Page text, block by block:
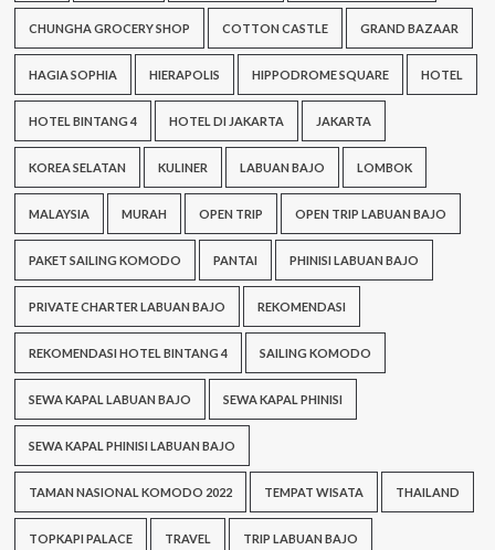
CHUNGHA GROCERY SHOP COTTON CASTLE GRAND BAZAAR
HAGIA SOPHIA HIERAPOLIS HIPPODROME SQUARE HOTEL
HOTEL BINTANG 4 HOTEL DI JAKARTA JAKARTA
KOREA SELATAN KULINER LABUAN BAJO LOMBOK
MALAYSIA MURAH OPEN TRIP OPEN TRIP LABUAN BAJO
PAKET SAILING KOMODO PANTAI PHINISI LABUAN BAJO
PRIVATE CHARTER LABUAN BAJO REKOMENDASI
REKOMENDASI HOTEL BINTANG 4 SAILING KOMODO
SEWA KAPAL LABUAN BAJO SEWA KAPAL PHINISI
SEWA KAPAL PHINISI LABUAN BAJO
TAMAN NASIONAL KOMODO 2022 TEMPAT WISATA THAILAND
TOPKAPI PALACE TRAVEL TRIP LABUAN BAJO